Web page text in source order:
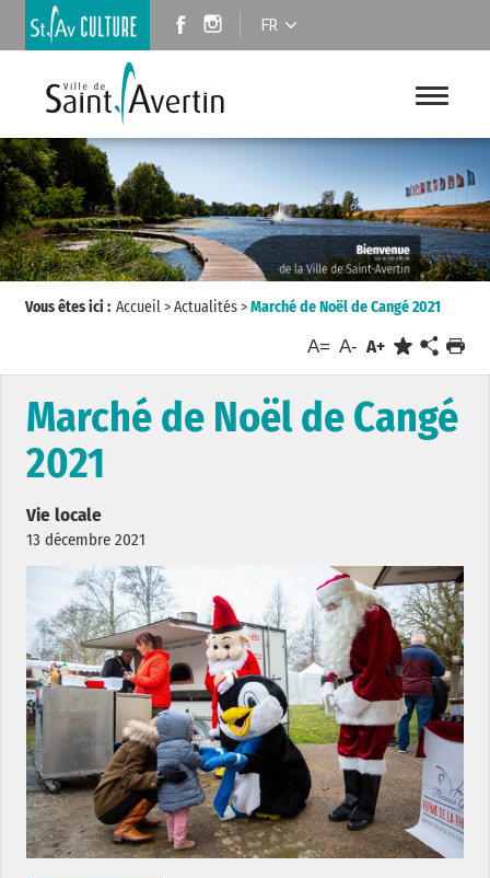
FR
Vous êtes ici : Accueil>Actualités>Marché de Noël de Cangé 2021
A= A- A+
Marché de Noël de Cangé
2021
Vie locale
13 décembre 2021